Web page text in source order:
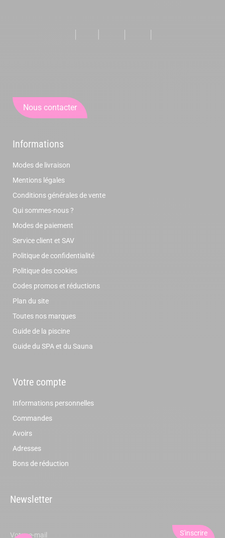
Nous contacter
Informations
Modes de livraison
Mentions légales
Conditions générales de vente
Qui sommes-nous ?
Modes de paiement
Service client et SAV
Politique de confidentialité
Politique des cookies
Codes promos et réductions
Plan du site
Toutes nos marques
Guide de la piscine
Guide du SPA et du Sauna
Votre compte
Informations personnelles
Commandes
Avoirs
Adresses
Bons de réduction
Newsletter